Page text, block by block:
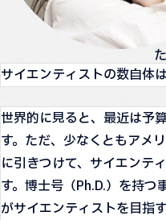
サイエンティストの数自体
世界的に見ると、最近は予
す。ただ、少なくともアメ
に引きつけて、サイエンテ
す。博士号（Ph.D.）を持
がサイエンティストを目指